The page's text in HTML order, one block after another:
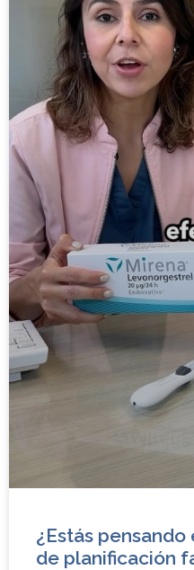
¿Estás
de planificación